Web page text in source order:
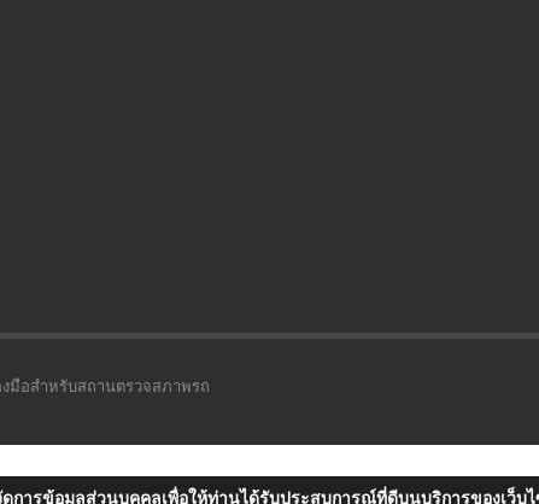
งมือสำหรับสถานตรวจสภาพรถ
การข้อมูลส่วนบุคคลเพื่อให้ท่านได้รับประสบการณ์ที่ดีบนบริการของเว็บ